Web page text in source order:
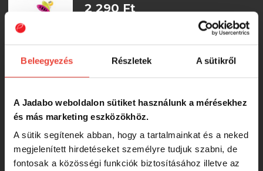
Beleegyezés Részletek A sütikről
A Jadabo weboldalon sütiket használunk a mérésekhez
és más marketing eszközökhöz.
A sütik segítenek abban, hogy a tartalmainkat és a neked
megjelenített hirdetéseket személyre tudjuk szabni, de
fontosak a közösségi funkciók biztosításához illetve az
2 290 Ft
Herakles Area Spoon K1 Fat 2.1g
Color Ln179 támolygó villantó
Herakles Area Spoon K1 Fat 2.1g
Color Adp176 támolygó villantó